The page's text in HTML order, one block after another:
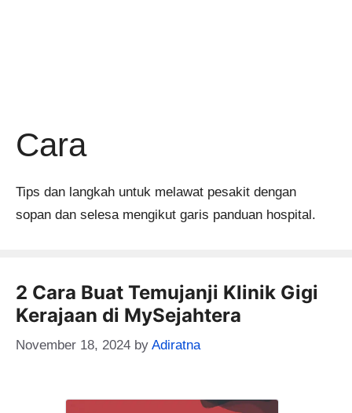
Cara
Tips dan langkah untuk melawat pesakit dengan
sopan dan selesa mengikut garis panduan hospital.
2 Cara Buat Temujanji Klinik Gigi
Kerajaan di MySejahtera
November 18, 2024 by Adiratna